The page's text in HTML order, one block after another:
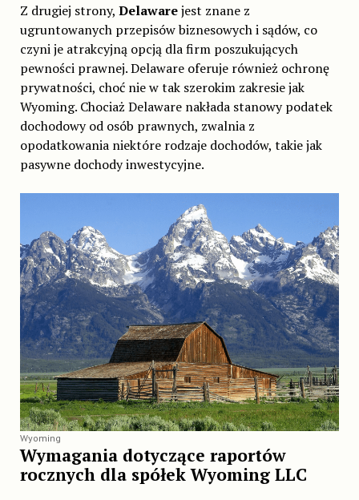
Z drugiej strony, Delawarejest znane z
ugruntowanych przepisów biznesowych i sądów, co
czyni je atrakcyjną opcją dla firm poszukujących
pewności prawnej. Delaware oferuje również ochronę
prywatności, choć nie w tak szerokim zakresie jak
Wyoming. Chociaż Delaware nakłada stanowy podatek
dochodowy od osób prawnych, zwalnia z
opodatkowania niektóre rodzaje dochodów, takie jak
pasywne dochody inwestycyjne.
Wyoming
Wymagania dotyczące raportów
rocznych dla spółek Wyoming LLC